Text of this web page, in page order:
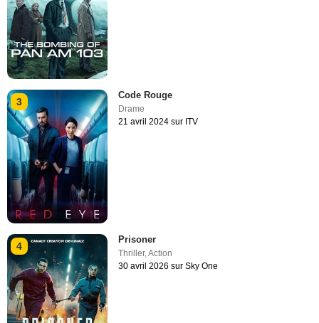
3
Code Rouge
Drame
21 avril 2024 sur ITV
4
Prisoner
Thriller,Action
30 avril 2026 sur Sky One